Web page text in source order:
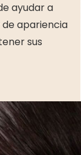
ayudar a
apariencia
sus